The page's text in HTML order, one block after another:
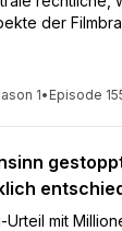
der
1• Episode
Urteil mit